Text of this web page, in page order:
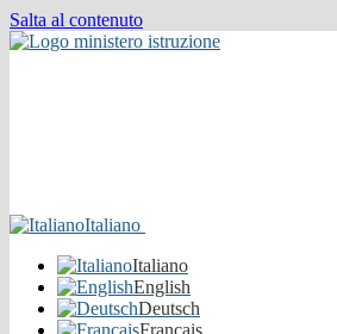
Salta al contenuto
Italiano
Italiano
English
Deutsch
Français